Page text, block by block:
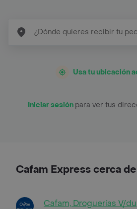
Usa tu ubicación
Iniciar sesión para ver tus
Cafam Express cerca
Cafam, Droguerías V/